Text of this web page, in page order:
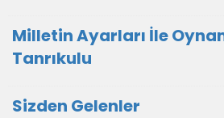
Milletin Ayarları İle
Tanrıkulu
Sizden Gelenler